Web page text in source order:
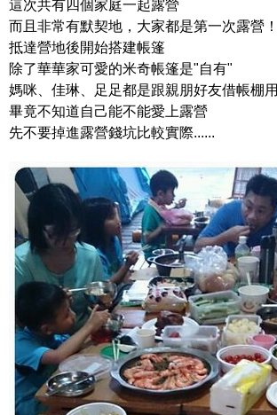
這次共有四個家庭一起露營
而且非常有默契地，大家都是第一次露營！
抵達營地後開始搭建帳篷
除了華華家可愛的米奇帳篷是"自有"
媽咪、佳琳、足足都是跟親朋好友借帳棚用
畢竟不知道自己能不能愛上露營
先不要掉進露營錢坑比較實際......